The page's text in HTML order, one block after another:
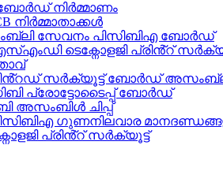
നിർമ്മാണം
സേവനം പിസിബിഎ ബോർഡ്
ടെക്നോളജി പ്രിൻ്റ്
സർക്യൂട്ട് ബോർഡ്
പ്രോട്ടോടൈപ്പ് ബോർഡ്
അസംബിൾ ചിപ്പ്
ഗുണനിലവാര
പ്രിൻ്റ് സർക്യൂട്ട്